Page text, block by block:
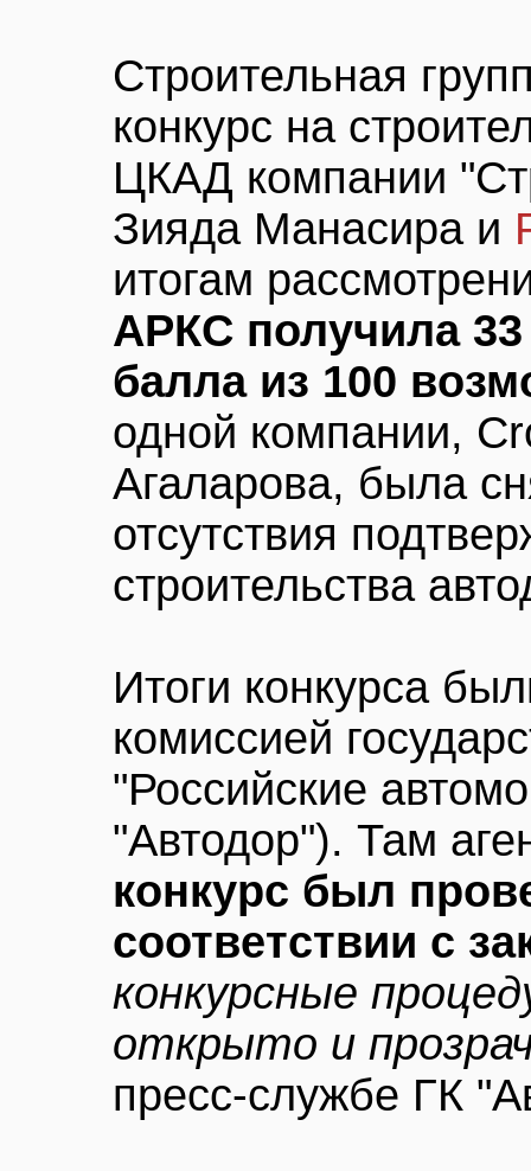
Строительная
конкурс на
ЦКАД компании
Зияда Манасира и
итогам
АРКС получила
балла из 100
одной компании,
Агаларова, была
отсутствия
строительства
Итоги конкурса
комиссией
"Российские
"Автодор"). Там
конкурс был
соответствии с
конкурсные
открыто и
пресс-службе ГК